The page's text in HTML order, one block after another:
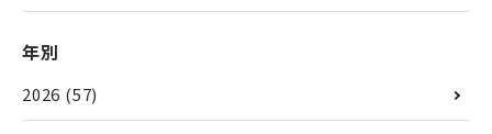
年別
2026 (57)